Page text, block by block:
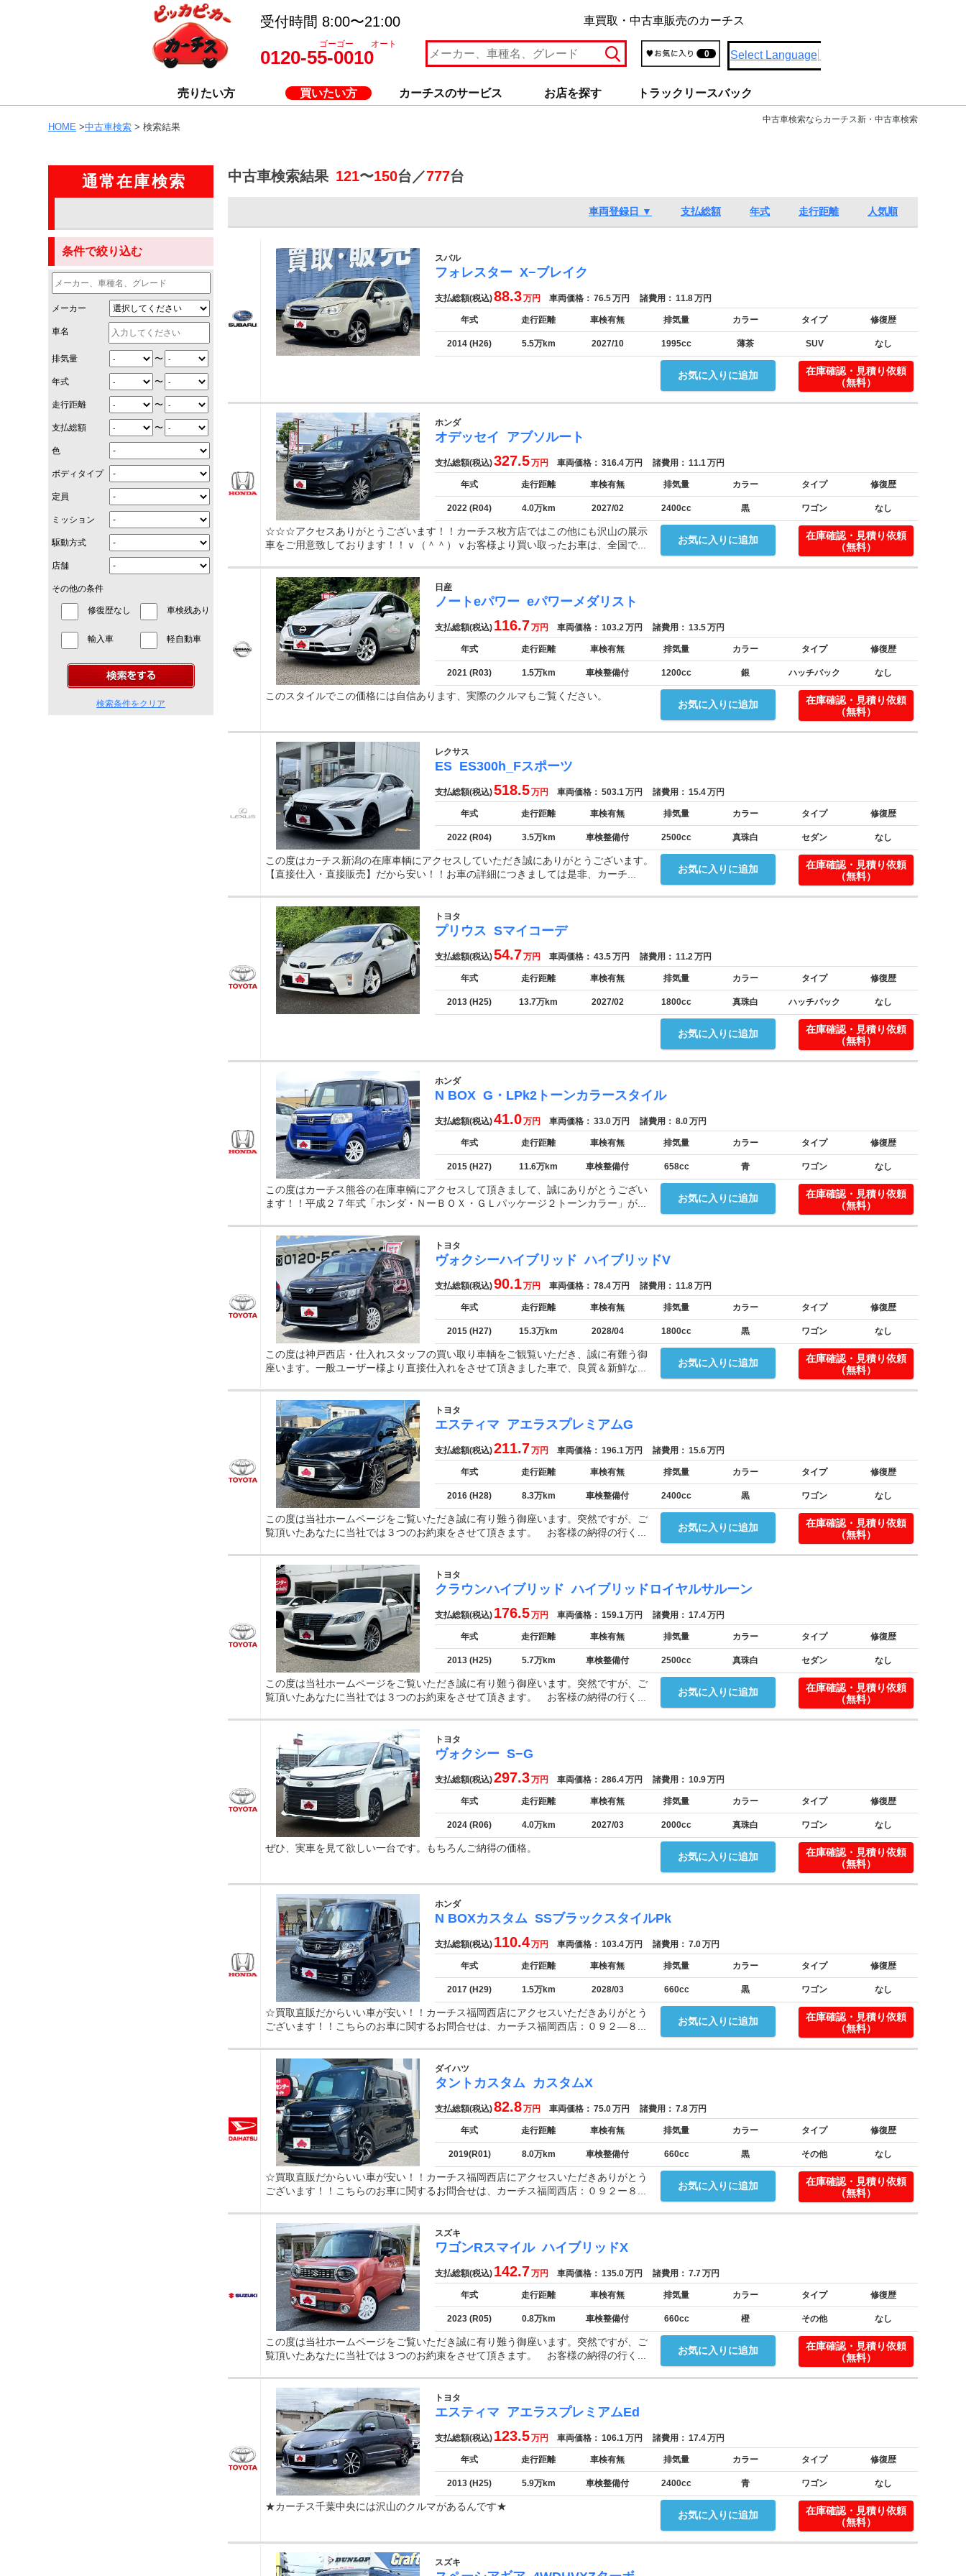
受付時間 8:00〜21:00
ゴーゴー オート
0120-55-0010
車買取・中古車販売のカーチス
0 Select Language
売りたい方 買いたい方 カーチスのサービス お店を探す トラックリースバック
中古車検索ならカーチス新・中古車検索
HOME >中古車検索 > 検索結果
通常在庫検索
条件で絞り込む
メーカー
車名
排気量 〜
年式 〜
走行距離 〜
支払総額 〜
色
ボディタイプ
定員
ミッション
駆動方式
店舗
その他の条件
修復歴なし 車検残あり
輸入車 軽自動車
検索条件をクリア
中古車検索結果 121〜150台／777台
車両登録日 ▼ 支払総額 年式 走行距離 人気順
スバル
フォレスター X−ブレイク
支払総額(税込)88.3万円 車両価格： 76.5万円 諸費用： 11.8万円
年式 走行距離 車検有無 排気量 カラー タイプ 修復歴
2014 (H26) 5.5万km 2027/10 1995cc 薄茶 SUV なし
お気に入りに追加
在庫確認・見積り依頼
（無料）
ホンダ
オデッセイ アブソルート
支払総額(税込)327.5万円 車両価格： 316.4万円 諸費用： 11.1万円
年式 走行距離 車検有無 排気量 カラー タイプ 修復歴
2022 (R04) 4.0万km 2027/02 2400cc 黒 ワゴン なし
お気に入りに追加
☆☆☆アクセスありがとうございます！！カーチス枚方店ではこの他にも沢山の展示
車をご用意致しております！！ｖ（＾＾）ｖお客様より買い取ったお車は、全国で...
在庫確認・見積り依頼
（無料）
日産
ノートeパワー eパワーメダリスト
支払総額(税込) 116.7万円 車両価格： 103.2万円 諸費用： 13.5万円
年式 走行距離 車検有無 排気量 カラー タイプ 修復歴
2021 (R03) 1.5万km 車検整備付 1200cc 銀 ハッチバック なし
お気に入りに追加
このスタイルでこの価格には自信あります、実際のクルマもご覧ください。
在庫確認・見積り依頼
（無料）
レクサス
ES ES300h_Fスポーツ
支払総額(税込)518.5万円 車両価格： 503.1万円 諸費用： 15.4万円
年式 走行距離 車検有無 排気量 カラー タイプ 修復歴
2022 (R04) 3.5万km 車検整備付 2500cc 真珠白 セダン なし
お気に入りに追加
この度はカ−チス新潟の在庫車輌にアクセスしていただき誠にありがとうございます。
【直接仕入・直接販売】だから安い！！お車の詳細につきましては是非、カーチ...
在庫確認・見積り依頼
（無料）
トヨタ
プリウス Sマイコーデ
支払総額(税込)54.7万円 車両価格： 43.5万円 諸費用： 11.2万円
年式 走行距離 車検有無 排気量 カラー タイプ 修復歴
2013 (H25) 13.7万km 2027/02 1800cc 真珠白 ハッチバック なし
お気に入りに追加
在庫確認・見積り依頼
（無料）
ホンダ
N BOX G・LPk2トーンカラースタイル
支払総額(税込)41.0万円 車両価格： 33.0万円 諸費用： 8.0万円
年式 走行距離 車検有無 排気量 カラー タイプ 修復歴
2015 (H27) 11.6万km 車検整備付 658cc 青 ワゴン なし
お気に入りに追加
この度はカーチス熊谷の在庫車輌にアクセスして頂きまして、誠にありがとうござい
ます！！平成２７年式「ホンダ・ＮーＢＯＸ・ＧＬパッケージ２トーンカラー」が...
在庫確認・見積り依頼
（無料）
トヨタ
ヴォクシーハイブリッド ハイブリッドV
支払総額(税込)90.1万円 車両価格： 78.4万円 諸費用： 11.8万円
年式 走行距離 車検有無 排気量 カラー タイプ 修復歴
2015 (H27) 15.3万km 2028/04 1800cc 黒 ワゴン なし
お気に入りに追加
この度は神戸西店・仕入れスタッフの買い取り車輌をご観覧いただき、誠に有難う御
座います。一般ユーザー様より直接仕入れをさせて頂きました車で、良質＆新鮮な...
在庫確認・見積り依頼
（無料）
トヨタ
エスティマ アエラスプレミアムG
支払総額(税込)211.7万円 車両価格： 196.1万円 諸費用： 15.6万円
年式 走行距離 車検有無 排気量 カラー タイプ 修復歴
2016 (H28) 8.3万km 車検整備付 2400cc 黒 ワゴン なし
お気に入りに追加
この度は当社ホームページをご覧いただき誠に有り難う御座います。突然ですが、ご
覧頂いたあなたに当社では３つのお約束をさせて頂きます。 お客様の納得の行く...
在庫確認・見積り依頼
（無料）
トヨタ
クラウンハイブリッド ハイブリッドロイヤルサルーン
支払総額(税込) 176.5万円 車両価格： 159.1万円 諸費用： 17.4万円
年式 走行距離 車検有無 排気量 カラー タイプ 修復歴
2013 (H25) 5.7万km 車検整備付 2500cc 真珠白 セダン なし
お気に入りに追加
この度は当社ホームページをご覧いただき誠に有り難う御座います。突然ですが、ご
覧頂いたあなたに当社では３つのお約束をさせて頂きます。 お客様の納得の行く...
在庫確認・見積り依頼
（無料）
トヨタ
ヴォクシー S−G
支払総額(税込)297.3万円 車両価格： 286.4万円 諸費用： 10.9万円
年式 走行距離 車検有無 排気量 カラー タイプ 修復歴
2024 (R06) 4.0万km 2027/03 2000cc 真珠白 ワゴン なし
お気に入りに追加
ぜひ、実車を見て欲しい一台です。もちろんご納得の価格。
在庫確認・見積り依頼
（無料）
ホンダ
N BOXカスタム SSブラックスタイルPk
支払総額(税込) 110.4万円 車両価格： 103.4万円 諸費用： 7.0万円
年式 走行距離 車検有無 排気量 カラー タイプ 修復歴
2017 (H29) 1.5万km 2028/03 660cc 黒 ワゴン なし
お気に入りに追加
☆買取直販だからいい車が安い！！カーチス福岡西店にアクセスいただきありがとう
ございます！！こちらのお車に関するお問合せは、カーチス福岡西店：０９２—８...
在庫確認・見積り依頼
（無料）
ダイハツ
タントカスタム カスタムX
支払総額(税込)82.8万円 車両価格： 75.0万円 諸費用： 7.8万円
年式 走行距離 車検有無 排気量 カラー タイプ 修復歴
2019(R01) 8.0万km 車検整備付 660cc 黒 その他 なし
お気に入りに追加
☆買取直販だからいい車が安い！！カーチス福岡西店にアクセスいただきありがとう
ございます！！こちらのお車に関するお問合せは、カーチス福岡西店：０９２ー８...
在庫確認・見積り依頼
（無料）
スズキ
ワゴンRスマイル ハイブリッドX
支払総額(税込) 142.7万円 車両価格： 135.0万円 諸費用： 7.7万円
年式 走行距離 車検有無 排気量 カラー タイプ 修復歴
2023 (R05) 0.8万km 車検整備付 660cc 橙 その他 なし
お気に入りに追加
この度は当社ホームページをご覧いただき誠に有り難う御座います。突然ですが、ご
覧頂いたあなたに当社では３つのお約束をさせて頂きます。 お客様の納得の行く...
在庫確認・見積り依頼
（無料）
トヨタ
エスティマ アエラスプレミアムEd
支払総額(税込) 123.5万円 車両価格： 106.1万円 諸費用： 17.4万円
年式 走行距離 車検有無 排気量 カラー タイプ 修復歴
2013 (H25) 5.9万km 車検整備付 2400cc 青 ワゴン なし
お気に入りに追加
★カーチス千葉中央には沢山のクルマがあるんです★
在庫確認・見積り依頼
（無料）
スズキ